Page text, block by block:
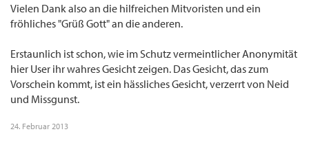
Vielen Dank also an die hilfreichen Mitvoristen und ein
fröhliches "Grüß Gott" an die anderen.
Erstaunlich ist schon, wie im Schutz vermeintlicher Anonymität
hier User ihr wahres Gesicht zeigen. Das Gesicht, das zum
Vorschein kommt, ist ein hässliches Gesicht, verzerrt von Neid
und Missgunst.
24. Februar 2013